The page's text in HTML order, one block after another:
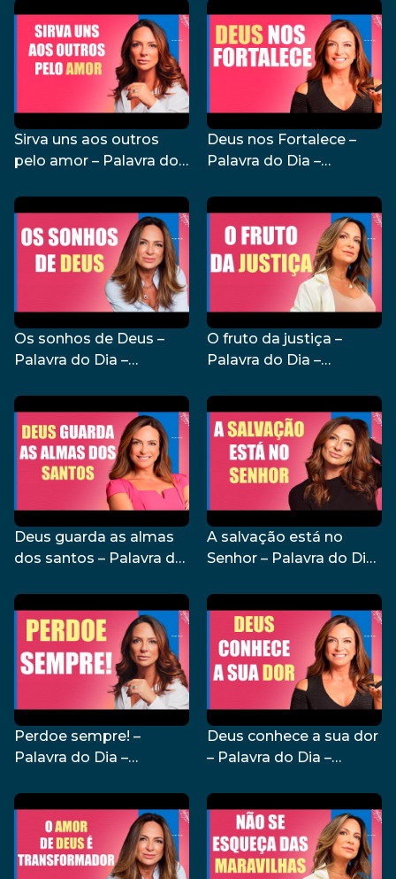
Dia – 05/09/24 04/09/24
Sirva uns aos outros
pelo amor – Palavra do
Deus nos Fortalece –
Palavra do Dia –
Os sonhos de Deus –
Palavra do Dia –
O fruto da justiça –
Palavra do Dia –
Deus guarda as almas
dos santos – Palavra do
A salvação está no
Senhor – Palavra do Dia
Perdoe sempre! –
Palavra do Dia –
Deus conhece a sua dor
– Palavra do Dia –